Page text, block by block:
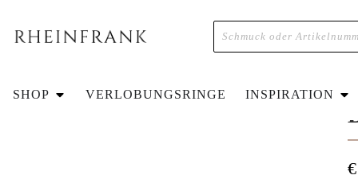
SHOP VERLOBUNGSRINGE INSPIRATION
€